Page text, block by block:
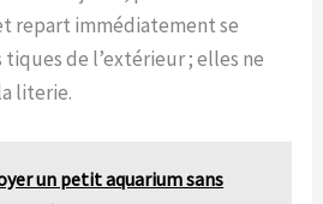
repart immédiatement se
tiques de l’extérieur ; elles ne
literie.
un petit aquarium sans